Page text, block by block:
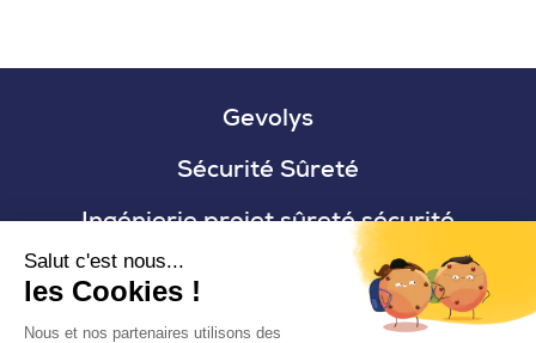
Gevolys
Sécurité Sûreté
Ingénierie projet sûreté sécurité
Sécurité des systèmes d’information
RSE
Salut c'est nous...
les Cookies !
Nous et nos partenaires utilisons des